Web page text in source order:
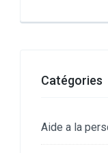
Catégories
Aide a la